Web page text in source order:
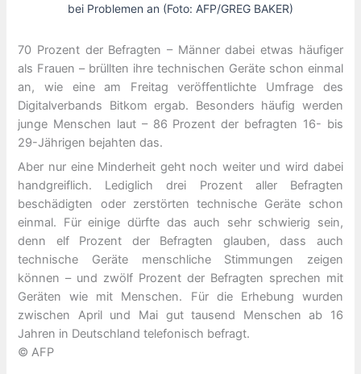
bei Problemen an (Foto: AFP/GREG BAKER)
70 Prozent der Befragten – Männer dabei etwas häufiger
als Frauen – brüllten ihre technischen Geräte schon einmal
an, wie eine am Freitag veröffentlichte Umfrage des
Digitalverbands Bitkom ergab. Besonders häufig werden
junge Menschen laut – 86 Prozent der befragten 16- bis
29-Jährigen bejahten das.
Aber nur eine Minderheit geht noch weiter und wird dabei
handgreiflich. Lediglich drei Prozent aller Befragten
beschädigten oder zerstörten technische Geräte schon
einmal. Für einige dürfte das auch sehr schwierig sein,
denn elf Prozent der Befragten glauben, dass auch
technische Geräte menschliche Stimmungen zeigen
können – und zwölf Prozent der Befragten sprechen mit
Geräten wie mit Menschen. Für die Erhebung wurden
zwischen April und Mai gut tausend Menschen ab 16
Jahren in Deutschland telefonisch befragt.
© AFP